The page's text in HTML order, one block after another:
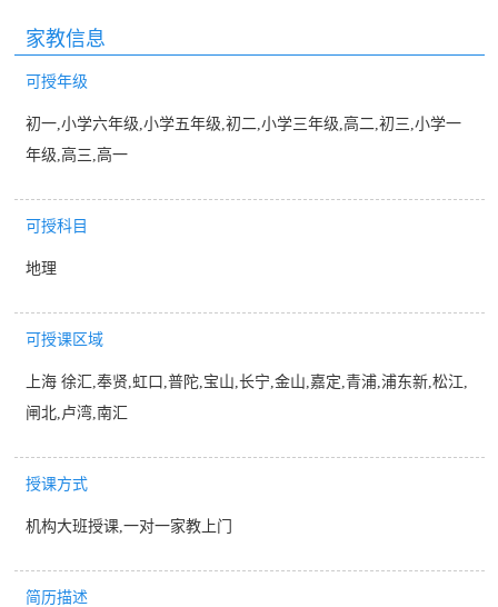
家教信息
可授年级
初一,小学六年级,小学五年级,初二,小学三年级,高二,初三,小学一
年级,高三,高一
可授科目
地理
可授课区域
上海 徐汇,奉贤,虹口,普陀,宝山,长宁,金山,嘉定,青浦,浦东新,松江,
闸北,卢湾,南汇
授课方式
机构大班授课,一对一家教上门
简历描述